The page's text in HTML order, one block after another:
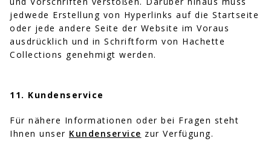
jedwede Erstellung von Hyperlinks auf die Startseite
oder jede andere Seite der Website im Voraus
ausdrücklich und in Schriftform von Hachette
Collections genehmigt werden.
11. Kundenservice
Für nähere Informationen oder bei Fragen steht
Ihnen unser Kundenservice zur Verfügung.